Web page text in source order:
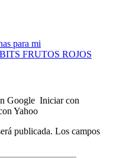
para mi
FRUTOS ROJOS
Google Iniciar con
Yahoo
publicada. Los campos